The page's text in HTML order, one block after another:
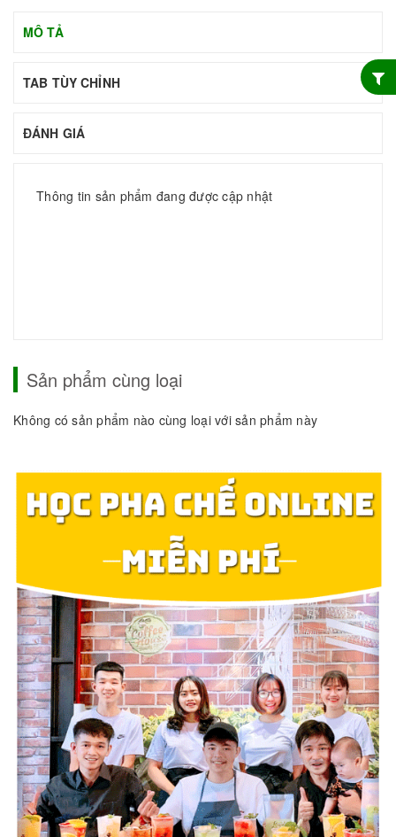
MÔ TẢ
TAB TÙY CHỈNH
ĐÁNH GIÁ
Thông tin sản phẩm đang được cập nhật
Sản phẩm cùng loại
Không có sản phẩm nào cùng loại với sản phẩm này